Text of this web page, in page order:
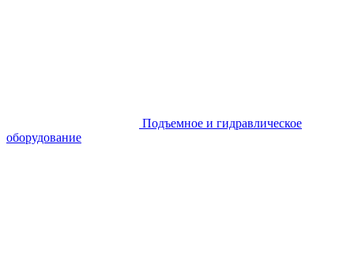
Подъемное и гидравлическое
оборудование